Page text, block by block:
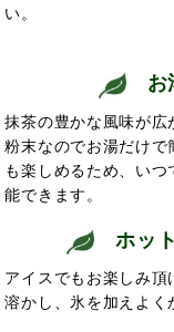
い。
お
抹茶の豊かな風味が広
粉末なのでお湯だけ
も楽しめるため、い
能できます。
ホッ
アイスでもお楽しみ頂
溶かし、氷を加えよく